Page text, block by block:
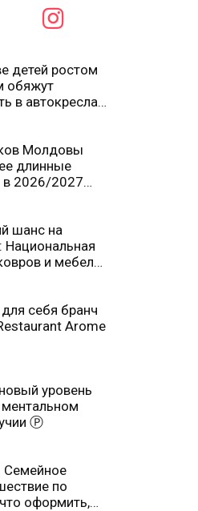
детей ростом
обяжут
в автокреслах
Молдовы
длинные
в 2026/2027
шанс на
Национальная
и мебели
себя бранч
Restaurant Arome
уровень
Ⓟ
Семейное
по
оформить,